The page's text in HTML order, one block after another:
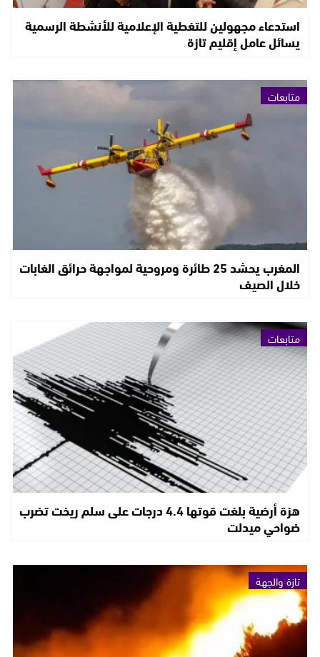
استدعاء مجهولين للتغطية الإعلامية للأنشطة الرسمية
يسائل عامل إقليم تازة
متابعات
المغرب يحشد 25 طائرة ومروحية لمواجهة حرائق الغابات
خلال الصيف
متابعات
هزة أرضية بلغت قوتها 4.4 درجات على سلم ريخت تضرب
ضواحي ميدلت
تازة والجهة